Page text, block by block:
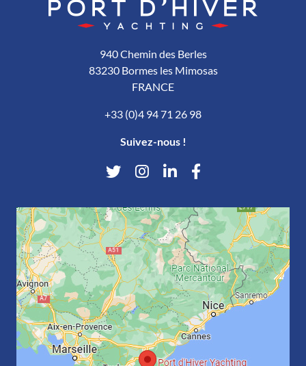
940 Chemin des Berles
83230 Bormes les Mimosas
FRANCE
+33 (0)4 94 71 26 98
Suivez-nous !